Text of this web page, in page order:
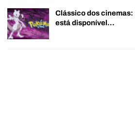
Clássico dos cinemas:
está disponível…